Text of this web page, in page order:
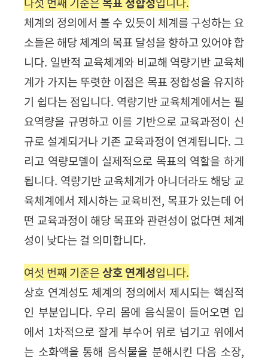
체계의 정의에서 볼 수 있듯이 체계를 구성하는 요
소들은 해당 체계의 목표 달성을 향하고 있어야 합
니다. 일반적 교육체계와 비교해 역량기반 교육체
계가 가지는 뚜렷한 이점은 목표 정합성을 유지하
기 쉽다는 점입니다. 역량기반 교육체계에서는 필
요역량을 규명하고 이를 기반으로 교육과정이 신
규로 설계되거나 기존 교육과정이 연계됩니다. 그
리고 역량모델이 실제적으로 목표의 역할을 하게
됩니다. 역량기반 교육체계가 아니더라도 해당 교
육체계에서 제시하는 교육비전, 목표가 있는데 어
떤 교육과정이 해당 목표와 관련성이 없다면 체계
성이 낮다는 걸 의미합니다.
여섯 번째 기준은상호 연계성입니다.
상호 연계성도 체계의 정의에서 제시되는 핵심적
인 부분입니다. 우리 몸에 음식물이 들어오면 입
에서 1차적으로 잘게 부수어 위로 넘기고 위에서
는 소화액을 통해 음식물을 분해시킨 다음 소장,